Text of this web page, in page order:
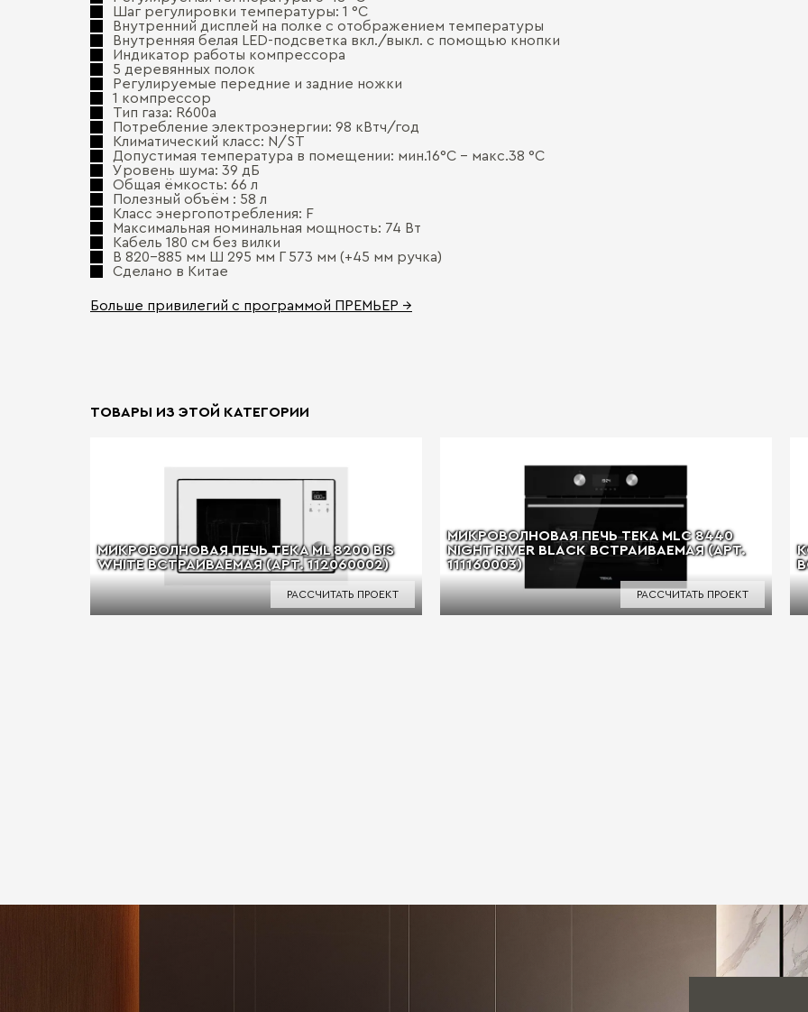
Шаг регулировки температуры: 1 °С
Внутренний дисплей на полке с отображением температуры
Внутренняя белая LED-подсветка вкл./выкл. с помощью кнопки
Индикатор работы компрессора
5 деревянных полок
Регулируемые передние и задние ножки
1 компрессор
Тип газа: R600a
Потребление электроэнергии: 98 кВтч/год
Климатический класс: N/ST
Допустимая температура в помещении: мин.16°С - макс.38 °С
Уровень шума: 39 дБ
Общая ёмкость: 66 л
Полезный объём : 58 л
Класс энергопотребления: F
Максимальная номинальная мощность: 74 Вт
Кабель 180 см без вилки
В 820-885 мм Ш 295 мм Г 573 мм (+45 мм ручка)
Сделано в Китае
Больше привилегий с программой ПРЕМЬЕР →
ТОВАРЫ ИЗ ЭТОЙ КАТЕГОРИИ
МИКРОВОЛНОВАЯ ПЕЧЬ TEKA ML 8200 BIS
WHITE ВСТРАИВАЕМАЯ (АРТ. 112060002)
РАССЧИТАТЬ ПРОЕКТ
МИКРОВОЛНОВАЯ ПЕЧЬ TEKA MLC 8440
NIGHT RIVER BLACK ВСТРАИВАЕМАЯ (АРТ.
111160003)
РАССЧИТАТЬ ПРОЕКТ